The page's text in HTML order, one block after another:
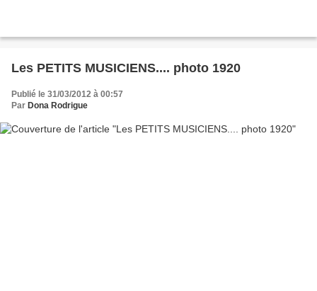
Les PETITS MUSICIENS.... photo 1920
Publié le 31/03/2012 à 00:57
Par Dona Rodrigue